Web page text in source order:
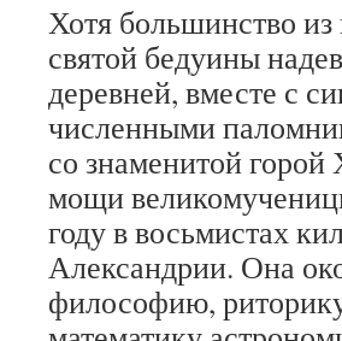
Хотя большинство
святой бедуины
деревней, вместе с
численными
со знаменитой
мощи
году в восьмистах
Александрии. Она
философию,